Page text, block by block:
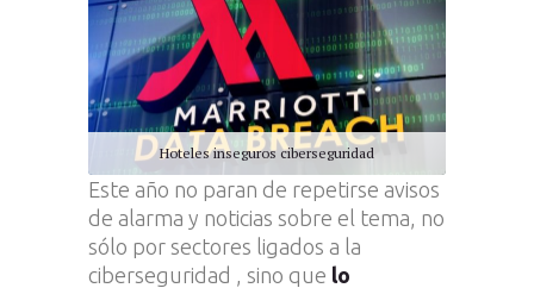
Hoteles inseguros ciberseguridad
Este año no paran de repetirse avisos
de alarma y noticias sobre el tema, no
sólo por sectores ligados a la
ciberseguridad , sino que lo